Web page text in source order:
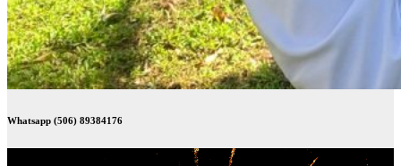
Whatsapp (506) 89384176